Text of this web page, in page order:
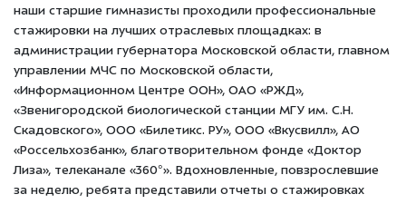
наши старшие гимназисты проходили профессиональные
стажировки на лучших отраслевых площадках: в
администрации губернатора Московской области, главном
управлении МЧС по Московской области,
«Информационном Центре ООН», ОАО «РЖД»,
«Звенигородской биологической станции МГУ им. C.Н.
Скадовского», ООО «Билетикc. РУ», ООО «Вкусвилл», АО
«Россельхозбанк», благотворительном фонде «Доктор
Лиза», телеканале «360°». Вдохновленные, повзрослевшие
за неделю, ребята представили отчеты о стажировках